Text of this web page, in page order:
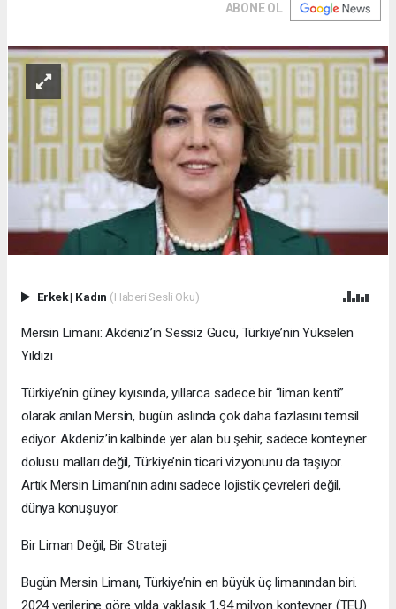
ABONE OL
Erkek| Kadın (Haberi Sesli Oku)
Mersin Limanı: Akdeniz’in Sessiz Gücü, Türkiye’nin Yükselen
Yıldızı
Türkiye’nin güney kıyısında, yıllarca sadece bir “liman kenti”
olarak anılan Mersin, bugün aslında çok daha fazlasını temsil
ediyor. Akdeniz’in kalbinde yer alan bu şehir, sadece konteyner
dolusu malları değil, Türkiye’nin ticari vizyonunu da taşıyor.
Artık Mersin Limanı’nın adını sadece lojistik çevreleri değil,
dünya konuşuyor.
Bir Liman Değil, Bir Strateji
Bugün Mersin Limanı, Türkiye’nin en büyük üç limanından biri.
2024 verilerine göre yılda yaklaşık 1,94 milyon konteyner (TEU)